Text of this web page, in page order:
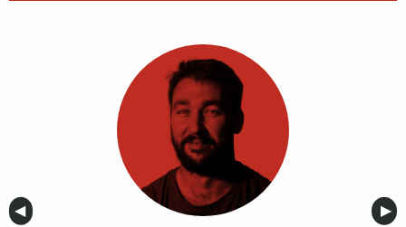
Anterior
◀︎ ▶︎